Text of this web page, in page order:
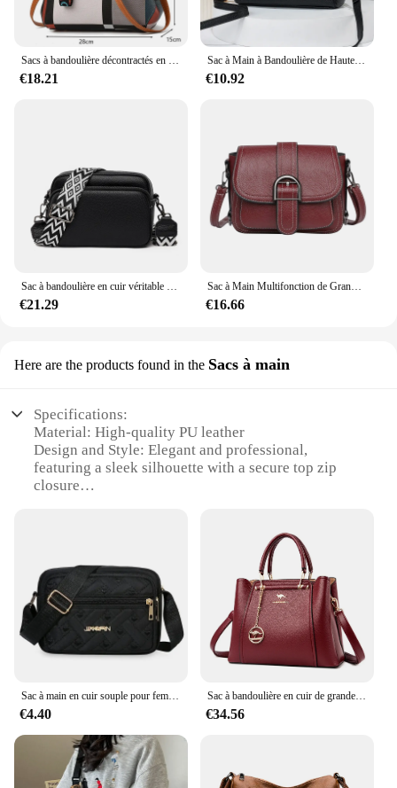
€18.21
Sac à Main à Bandoulière de Haute Qualité pour Femme, Design de Luxe, à Coque Imprimée, Fourre-Tout, Nouvelle Collection Été
€10.92
€21.29
Sac à Main Multifonction de Grande Capacité pour Femme, à la Mode
€16.66
Here are the products found in the Sacs à main
Specifications:
Material: High-quality PU leather
Design and Style: Elegant and professional,
featuring a sleek silhouette with a secure top zip
closure
Performance and Property: Durable and easy to
clean, with a sturdy handle for comfortable carrying
Shape or Size or Weight or Quantity: Compact and
lightweight, designed to fit comfortably under your
arm or over your shoulder
Parts and Accessories: Comes with a detachable and
adjustable shoulder strap for versatile styling
Features:
|Wholesale|Vendors|
**Elegant and Functional Design**
The sac femme travail is a testament to the perfect
€4.40
Sac à bandoulière en cuir de grande capacité pour femme, créateur de luxe, 3 couches, initié, sacs à main pour femme, marque shopper, fourre-tout Messenger, 2024
€34.56